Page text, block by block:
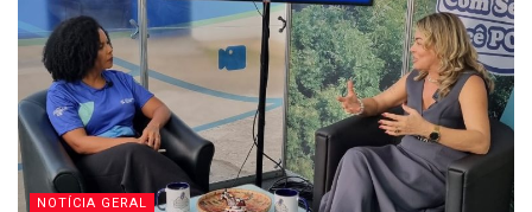
NOTÍCIA GERAL